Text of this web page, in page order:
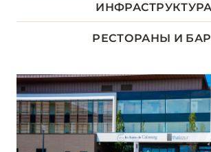
ДОЛИНА ЛУАРЫ
КОРСИКА
ЛАЗУРНЫЙ БЕРЕГ
ИНФРАСТРУКТУРА
РЕСТОРАНЫ И